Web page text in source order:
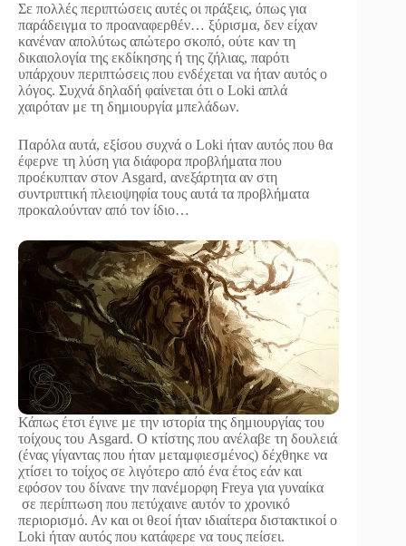
Σε πολλές περιπτώσεις αυτές οι πράξεις, όπως για
παράδειγμα το προαναφερθέν… ξύρισμα, δεν είχαν
κανέναν απολύτως απώτερο σκοπό, ούτε καν τη
δικαιολογία της εκδίκησης ή της ζήλιας, παρότι
υπάρχουν περιπτώσεις που ενδέχεται να ήταν αυτός ο
λόγος. Συχνά δηλαδή φαίνεται ότι ο Loki απλά
χαιρόταν με τη δημιουργία μπελάδων.
Παρόλα αυτά, εξίσου συχνά ο Loki ήταν αυτός που θα
έφερνε τη λύση για διάφορα προβλήματα που
προέκυπταν στον Asgard, ανεξάρτητα αν στη
συντριπτική πλειοψηφία τους αυτά τα προβλήματα
προκαλούνταν από τον ίδιο…
Κάπως έτσι έγινε με την ιστορία της δημιουργίας του
τοίχους του Asgard. Ο κτίστης που ανέλαβε τη δουλειά
(ένας γίγαντας που ήταν μεταμφιεσμένος) δέχθηκε να
χτίσει το τοίχος σε λιγότερο από ένα έτος εάν και
εφόσον του δίνανε την πανέμορφη Freya για γυναίκα
σε περίπτωση που πετύχαινε αυτόν το χρονικό
περιορισμό. Αν και οι θεοί ήταν ιδιαίτερα διστακτικοί ο
Loki ήταν αυτός που κατάφερε να τους πείσει.